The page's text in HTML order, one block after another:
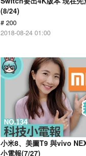
(8/24)
# 200
2018-08-24 01:00
小米8、美圖T9 與vivo
小電報(7/27)